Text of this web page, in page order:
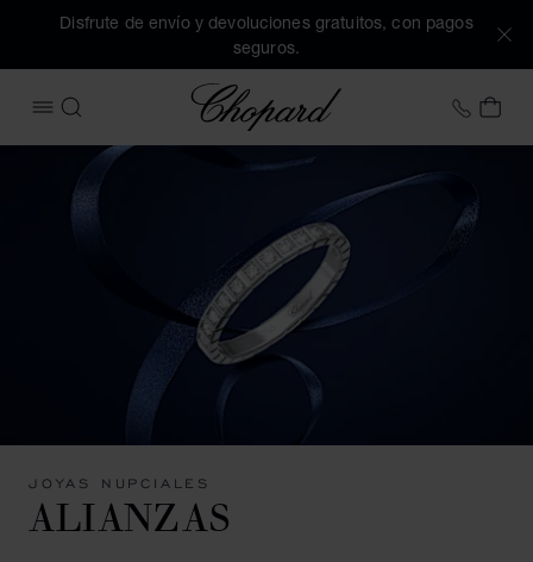
Disfrute de envío y devoluciones gratuitos, con pagos
seguros.
ABRIR MENÚ
BUSCAR
Chopard +34
MI
JOYAS NUPCIALES
ALIANZAS